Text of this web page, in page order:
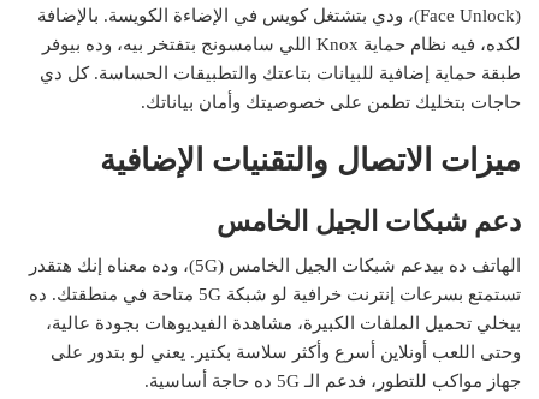
(Face Unlock)، ودي بتشتغل كويس في الإضاءة الكويسة. بالإضافة
لكده، فيه نظام حماية Knox اللي سامسونج بتفتخر بيه، وده بيوفر
طبقة حماية إضافية للبيانات بتاعتك والتطبيقات الحساسة. كل دي
حاجات بتخليك تطمن على خصوصيتك وأمان بياناتك.
ميزات الاتصال والتقنيات الإضافية
دعم شبكات الجيل الخامس
الهاتف ده بيدعم شبكات الجيل الخامس (5G)، وده معناه إنك هتقدر
تستمتع بسرعات إنترنت خرافية لو شبكة 5G متاحة في منطقتك. ده
بيخلي تحميل الملفات الكبيرة، مشاهدة الفيديوهات بجودة عالية،
وحتى اللعب أونلاين أسرع وأكثر سلاسة بكتير. يعني لو بتدور على
جهاز مواكب للتطور، فدعم الـ 5G ده حاجة أساسية.